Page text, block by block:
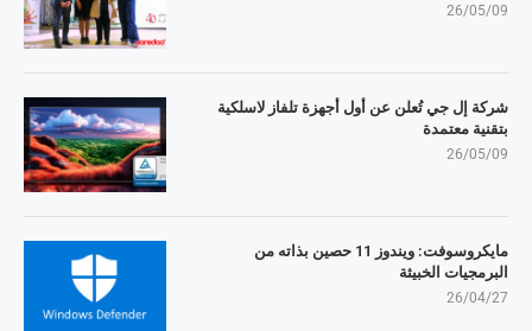
26/05/09
شركة إل جي تُعلن عن أول أجهزة تلفاز لاسلكية
بتقنية معتمدة
26/05/09
مايكروسوفت: ويندوز 11 حصين بذاته من
البرمجيات الخبيثة
26/04/27